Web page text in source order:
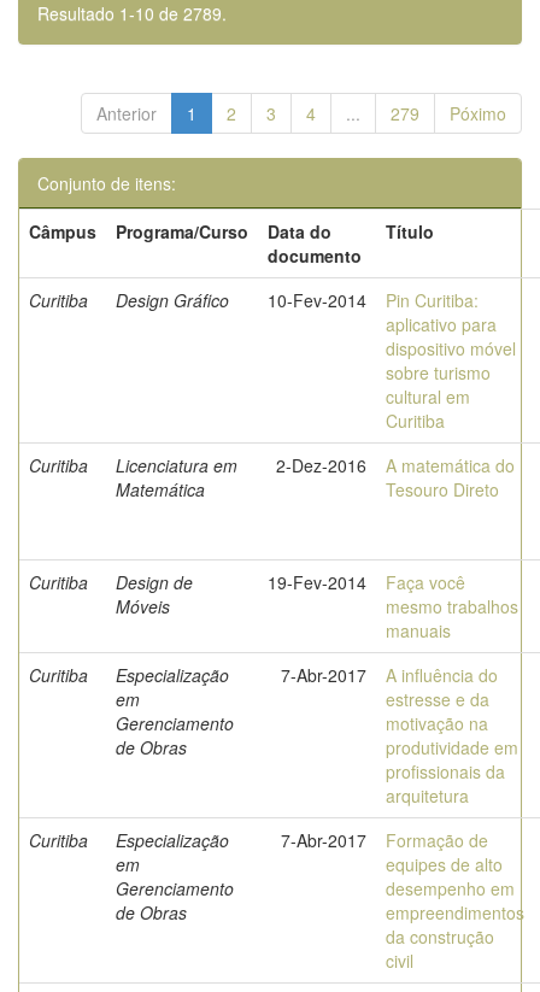
Resultado 1-10 de 2789.
Anterior 1 2 3 4 ... 279 Póximo
Conjunto de itens:
Câmpus
Programa/Curso
Data do
documento
Título
Curitiba Design Gráfico 10-Fev-2014
Pin Curitiba:
aplicativo para
dispositivo móvel
sobre turismo
cultural em
Curitiba
Curitiba
Licenciatura em
Matemática
2-Dez-2016
A matemática do
Tesouro Direto
Curitiba
Design de
Móveis
19-Fev-2014
Faça você
mesmo trabalhos
manuais
Curitiba
Especialização
em
Gerenciamento
de Obras
7-Abr-2017
A influência do
estresse e da
motivação na
produtividade em
profissionais da
arquitetura
Curitiba
Especialização
em
Gerenciamento
de Obras
7-Abr-2017
Formação de
equipes de alto
desempenho em
empreendimentos
da construção
civil